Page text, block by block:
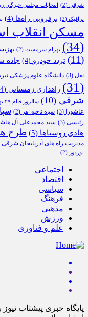
شرقی (2) انتخابات مجلس خبرگان
ترافیک (2) برفروبی راه‌ها (4)
مسکن انقلاب
(34)
بهرام سرمست (2)
(11)
تردد خودرو (4) جاده
نقل (3) دانشگاه علوم پزشکی
(31)
راهداری زمستانی (4)
شرقی (10) سالروز قیام ۲۹ بهمن مردم تبریز
عاشورا (3) سپاه ناحیه اهر (2)
رئیسی (3) سید محمدعلی آل
هادی روستاها (5) طرح
مدیریت راه های آذربایجان شرقی
نوردوز (2)
اجتماعی
اقتصاد
سیاسی
فرهنگ
مذهبی
ورزش
علم و فناوری